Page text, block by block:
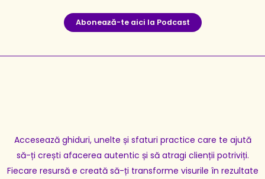
Aboneaƶă-te aici la Podcast
Accesează ghiduri, unelte și sfaturi practice care te ajută
să-ți crești afacerea autentic și să atragi clienții potriviți.
Fiecare resursă e creată să-ți transforme visurile în rezultate